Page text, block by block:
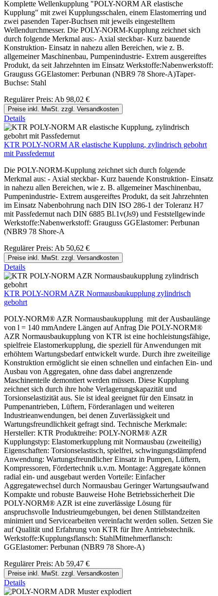
Komplette Wellenkupplung "POLY-NORM AR elastische
Kupplung" mit zwei Kupplungsschalen, einem Elastomerring und
zwei pasenden Taper-Buchsen mit jeweils eingestelltem
Wellendurchmesser. Die POLY-NORM-Kupplung zeichnet sich
durch folgende Merkmal aus:- Axial steckbar- Kurz bauende
Konstruktion- Einsatz in nahezu allen Bereichen, wie z. B.
allgemeiner Maschinenbau, Pumpenindustrie- Extrem ausgereiftes
Produkt, da seit Jahrzehnten im Einsatz Werkstoffe:Nabenwerkstoff:
Grauguss GGElastomer: Perbunan (NBR9 78 Shore-A)Taper-
Buchse: Stahl
Regulärer Preis: Ab 98,02 €
Preise inkl. MwSt. zzgl. Versandkosten
Details
KTR POLY-NORM AR elastische Kupplung, zylindrisch gebohrt
mit Passfedernut
Die POLY-NORM-Kupplung zeichnet sich durch folgende
Merkmal aus: - Axial steckbar- Kurz bauende Konstruktion- Einsatz
in nahezu allen Bereichen, wie z. B. allgemeiner Maschinenbau,
Pumpenindustrie- Extrem ausgereiftes Produkt, da seit Jahrzehnten
im Einsatz Nabenbohrung nach DIN ISO 286-1 der Toleranz H7
mit Passfedernut nach DIN 6885 Bl.1v(Js9) und Feststellgewinde
Werkstoffe:Nabenwerkstoff: Grauguss GGElastomer: Perbunan
(NBR9 78 Shore-A
Regulärer Preis: Ab 50,62 €
Preise inkl. MwSt. zzgl. Versandkosten
Details
KTR POLY-NORM AZR Normausbaukupplung zylindrisch
gebohrt
POLY-NORM® AZR Normausbaukupplung mit der Ausbaulänge
von l = 140 mmAndere Längen auf Anfrag Die POLY-NORM®
AZR Normausbaukupplung von KTR ist eine hochleistungsfähige,
spielfreie Elastomerkupplung, die speziell für Anwendungen mit
erhöhtem Wartungsbedarf entwickelt wurde. Durch ihre zweiteilige
Konstruktion ermöglicht sie einen schnellen und einfachen Ein- und
Ausbau von Aggregaten, ohne dass dabei angrenzende
Maschinenteile demontiert werden müssen. Diese Kupplung
zeichnet sich durch ihre hohe Verlagerungskapazität und
Torsionselastizität aus. Sie ist ideal geeignet für den Einsatz in
Pumpenantrieben, Lüftern, Förderanlagen und weiteren
Industrieanwendungen, bei denen Zuverlässigkeit und
Wartungsfreundlichkeit gefragt sind. Technische Merkmale:
Hersteller: KTR Produktreihe: POLY-NORM® AZR
Kupplungstyp: Elastomerkupplung mit Normausbau (zweiteilig)
Eigenschaften: Torsionselastisch, spielfrei, schwingungsdämpfend
Anwendung: Wartungsfreundlicher Einsatz in Pumpen, Lüftern,
Kompressoren, Fördertechnik u.v.m. Montage: Aggregate können
radial ein- und ausgebaut werden Vorteile: Einfacher
Aggregatewechsel durch Normausbau Geringer Wartungsaufwand
Kompakte und robuste Bauweise Hohe Betriebssicherheit Die
POLY-NORM® AZR ist eine zuverlässige Lösung für
anspruchsvolle Industrieumgebungen, bei denen Stillstandzeiten
minimiert und Servicearbeiten vereinfacht werden sollen. Setzen Sie
auf Qualität und Erfahrung von KTR für Ihre Antriebstechnik.
Werkstoffe:Kupplungsflansch: StahlMitnehmerflansch:
GGElastomer: Perbunan (NBR9 78 Shore-A)
Regulärer Preis: Ab 59,47 €
Preise inkl. MwSt. zzgl. Versandkosten
Details